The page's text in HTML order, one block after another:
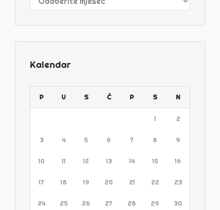
Kalendar
P U S Č P S N
1 2
3 4 5 6 7 8 9
10 11 12 13 14 15 16
17 18 19 20 21 22 23
24 25 26 27 28 29 30